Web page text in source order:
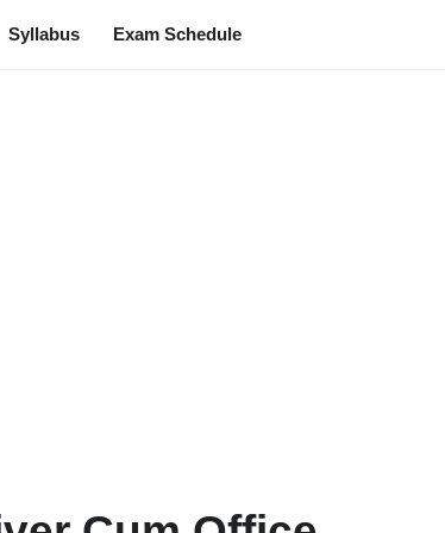
Syllabus Exam Schedule